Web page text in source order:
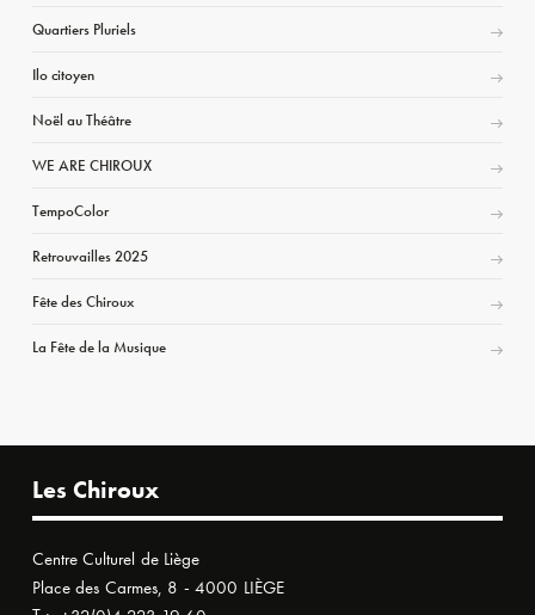
Quartiers Pluriels
Ilo citoyen
Noël au Théâtre
WE ARE CHIROUX
TempoColor
Retrouvailles 2025
Fête des Chiroux
La Fête de la Musique
Les Chiroux
Centre Culturel de Liège
Place des Carmes, 8 - 4000 LIÈGE